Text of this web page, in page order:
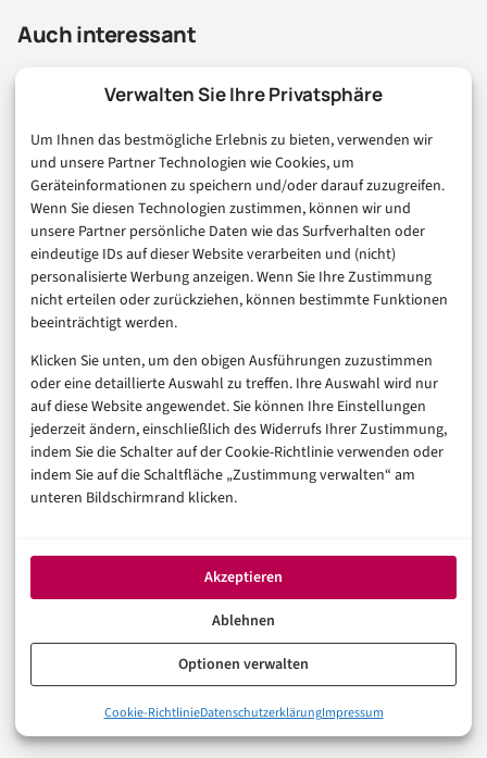
Verwalten Sie Ihre Privatsphäre
Um Ihnen das bestmögliche Erlebnis zu bieten, verwenden wir
und unsere Partner Technologien wie Cookies, um
Geräteinformationen zu speichern und/oder darauf zuzugreifen.
Wenn Sie diesen Technologien zustimmen, können wir und
unsere Partner persönliche Daten wie das Surfverhalten oder
eindeutige IDs auf dieser Website verarbeiten und (nicht)
personalisierte Werbung anzeigen. Wenn Sie Ihre Zustimmung
nicht erteilen oder zurückziehen, können bestimmte Funktionen
beeinträchtigt werden.
Klicken Sie unten, um den obigen Ausführungen zuzustimmen
oder eine detaillierte Auswahl zu treffen. Ihre Auswahl wird nur
auf diese Website angewendet. Sie können Ihre Einstellungen
jederzeit ändern, einschließlich des Widerrufs Ihrer Zustimmung,
indem Sie die Schalter auf der Cookie-Richtlinie verwenden oder
indem Sie auf die Schaltfläche „Zustimmung verwalten“ am
unteren Bildschirmrand klicken.
Akzeptieren
Ablehnen
Optionen verwalten
Cookie-RichtlinieDatenschutzerklärungImpressum
Auch interessant
TECHNOLOGIE & IT
Alexa und Home Assistant verbinden: 3
Wege im Check
6. August 2026
TECHNOLOGIE & IT
LINUX
SMART HOME
Home Assistant 2026.8 Beta: 5 sichere
Test-Schritte
2. August 2026
TECHNOLOGIE & IT
SMART HOME
Matter Smart Home: 6 Tests für weniger
Gerätechaos